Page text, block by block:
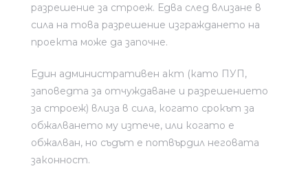
разрешение за строеж. Едва след влизане в
сила на това разрешение изграждането на
проекта може да започне.
Един административен акт (като ПУП,
заповедта за отчуждаване и разрешението
за строеж) влиза в сила, когато срокът за
обжалването му изтече, или когато е
обжалван, но съдът е потвърдил неговата
законност.